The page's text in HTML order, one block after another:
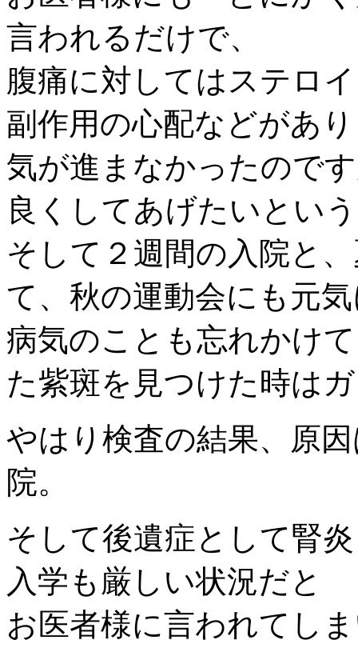
言われるだけで、
腹痛に対してはステロ
副作用の心配などがあり
気が進まなかったので
良くしてあげたいとい
そして２週間の入院と
て、秋の運動会にも元
病気のことも忘れかけ
た紫斑を見つけた時は
やはり検査の結果、原
院。
そして後遺症として腎
入学も厳しい状況だと
お医者様に言われてし